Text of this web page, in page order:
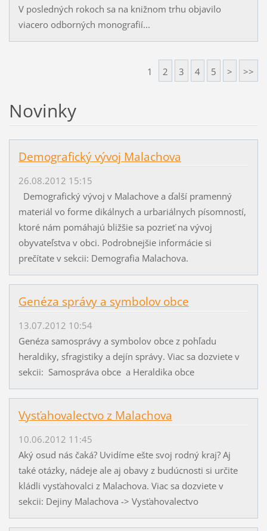
V posledných rokoch sa na knižnom trhu objavilo
viacero odborných monografií...
1 2 3 4 5 > >>
Novinky
Demografický vývoj Malachova
26.08.2012 15:15
Demografický vývoj v Malachove a ďalší pramenný
materiál vo forme dikálnych a urbariálnych písomností,
ktoré nám pomáhajú bližšie sa pozrieť na vývoj
obyvateľstva v obci. Podrobnejšie informácie si
prečítate v sekcii: Demografia Malachova.
Genéza správy a symbolov obce
13.07.2012 10:54
Genéza samosprávy a symbolov obce z pohľadu
heraldiky, sfragistiky a dejín správy. Viac sa dozviete v
sekcii: Samospráva obce a Heraldika obce
Vysťahovalectvo z Malachova
10.06.2012 11:45
Aký osud nás čaká? Uvidíme ešte svoj rodný kraj? Aj
také otázky, nádeje ale aj obavy z budúcnosti si určite
kládli vysťahovalci z Malachova. Viac sa dozviete v
sekcii: Dejiny Malachova -> Vysťahovalectvo